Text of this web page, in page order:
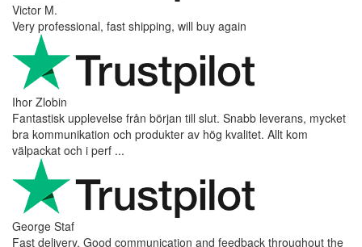
Victor M.
Very professional, fast shipping, will buy again
Ihor Zlobin
Fantastisk upplevelse från början till slut. Snabb leverans, mycket
bra kommunikation och produkter av hög kvalitet. Allt kom
välpackat och i perf ...
George Staf
Fast delivery. Good communication and feedback throughout the